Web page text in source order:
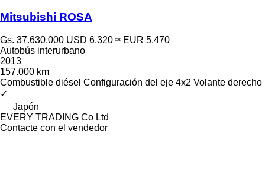
Mitsubishi ROSA
Gs. 37.630.000 USD 6.320 ≈ EUR 5.470
Autobús interurbano
2013
157.000 km
Combustible diésel Configuración del eje 4x2 Volante derecho
✓
Japón
EVERY TRADING Co Ltd
Contacte con el vendedor